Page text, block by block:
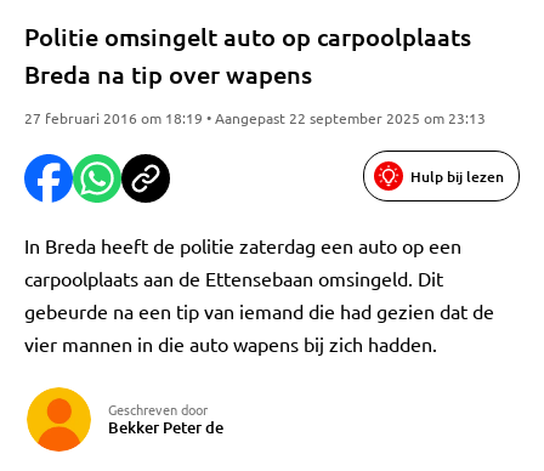
Politie omsingelt auto op carpoolplaats
Breda na tip over wapens
27 februari 2016 om 18:19 • Aangepast 22 september 2025 om 23:13
Hulp bij lezen
In Breda heeft de politie zaterdag een auto op een
carpoolplaats aan de Ettensebaan omsingeld. Dit
gebeurde na een tip van iemand die had gezien dat de
vier mannen in die auto wapens bij zich hadden.
Geschreven door
Bekker Peter de